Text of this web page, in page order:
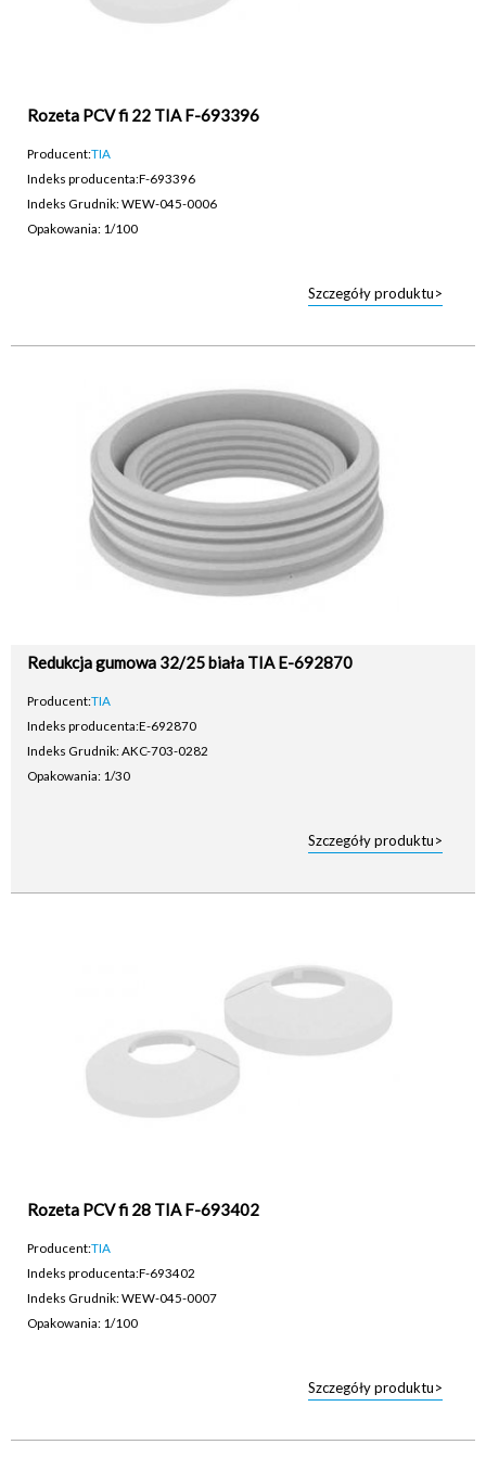
Rozeta PCV fi 22 TIA F-693396
Producent:TIA
Indeks producenta:F-693396
Indeks Grudnik: WEW-045-0006
Opakowania: 1/100
Szczegóły produktu>
Redukcja gumowa 32/25 biała TIA E-692870
Producent:TIA
Indeks producenta:E-692870
Indeks Grudnik: AKC-703-0282
Opakowania: 1/30
Szczegóły produktu>
Rozeta PCV fi 28 TIA F-693402
Producent:TIA
Indeks producenta:F-693402
Indeks Grudnik: WEW-045-0007
Opakowania: 1/100
Szczegóły produktu>